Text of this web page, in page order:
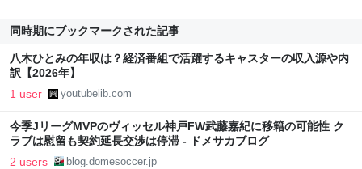
同時期にブックマークされた記事
八木ひとみの年収は？経済番組で活躍するキャスターの収入源や内
訳【2026年】
1 user youtubelib.com
今季JリーグMVPのヴィッセル神戸FW武藤嘉紀に移籍の可能性 ク
ラブは慰留も契約延長交渉は停滞 - ドメサカブログ
2 users blog.domesoccer.jp